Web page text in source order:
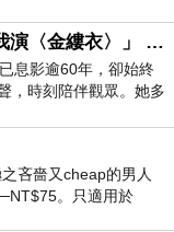
是連連驚呼不已
給煮上來了！
煮法。
Self23歲的葛蘭談「我演〈金縷衣〉」 #戀上老電影 #粟子 #葛蘭
息影逾60年，卻始終
，時刻陪伴觀眾。她多
不僅保留在電影
吝嗇又cheap的男人
。只適用於